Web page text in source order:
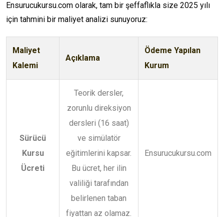
Ensurucukursu.com olarak, tam bir şeffaflıkla size 2025 yılı
için tahmini bir maliyet analizi sunuyoruz:
Maliyet
Kalemi
Açıklama
Ödeme Yapılan
Kurum
Sürücü
Kursu
Ücreti
Teorik dersler,
zorunlu direksiyon
dersleri (16 saat)
ve simülatör
eğitimlerini kapsar.
Bu ücret, her ilin
valiliği tarafından
belirlenen taban
fiyattan az olamaz.
Ensurucukursu.com